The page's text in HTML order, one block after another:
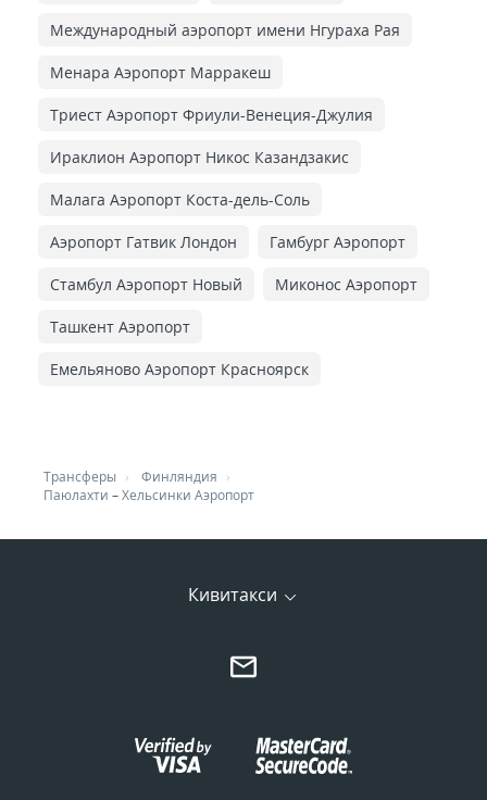
Международный аэропорт имени Нгураха Рая
Менара Аэропорт Марракеш
Триест Аэропорт Фриули-Венеция-Джулия
Ираклион Аэропорт Никос Казандзакис
Малага Аэропорт Коста-дель-Соль
Аэропорт Гатвик Лондон Гамбург Аэропорт
Стамбул Аэропорт Новый Миконос Аэропорт
Ташкент Аэропорт
Емельяново Аэропорт Красноярск
Трансферы
Финляндия
Паюлахти –Хельсинки Аэропорт
Кивитакси